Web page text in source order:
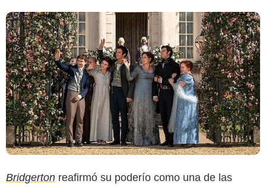
Bridgerton reafirmó su poderío como una de las